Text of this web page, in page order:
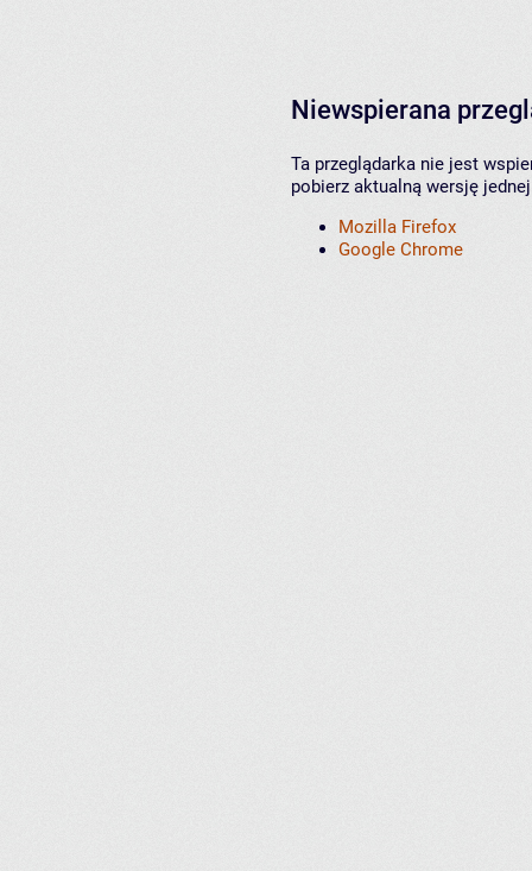
Niewspierana
Ta przeglądarka nie jest
pobierz aktualną wersję
Mozilla Firefox
Google Chrome